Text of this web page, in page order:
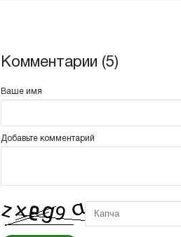
Комментарии (5)
Ваше имя
Добавьте комментарий